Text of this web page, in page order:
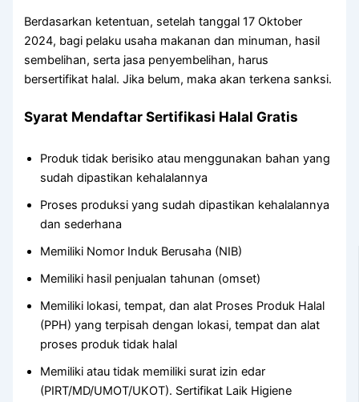
Berdasarkan ketentuan, setelah tanggal 17 Oktober
2024, bagi pelaku usaha makanan dan minuman, hasil
sembelihan, serta jasa penyembelihan, harus
bersertifikat halal. Jika belum, maka akan terkena sanksi.
Syarat Mendaftar Sertifikasi Halal Gratis
Produk tidak berisiko atau menggunakan bahan yang
sudah dipastikan kehalalannya
Proses produksi yang sudah dipastikan kehalalannya
dan sederhana
Memiliki Nomor Induk Berusaha (NIB)
Memiliki hasil penjualan tahunan (omset)
Memiliki lokasi, tempat, dan alat Proses Produk Halal
(PPH) yang terpisah dengan lokasi, tempat dan alat
proses produk tidak halal
Memiliki atau tidak memiliki surat izin edar
(PIRT/MD/UMOT/UKOT). Sertifikat Laik Higiene